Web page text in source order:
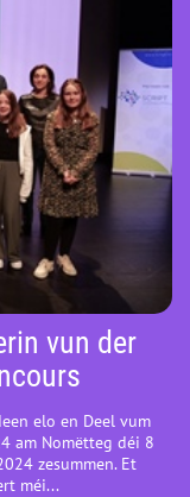
vun der
elo en Deel vum
am Nomëtteg déi 8
zesummen. Et
méi...